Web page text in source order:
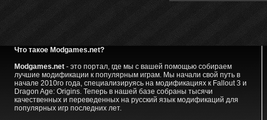
Что такое Modgames.net?
Modgames.net- это портал, где мы с вашей помощью собираем
лучшие модификации к популярным играм. Мы начали свой путь в
начале 2010го года, специализируясь на модификациях к Fallout 3 и
Dragon Age: Origins. Теперь в нашей базе собраны тысячи
качественных и переведенных на русский язык модификаций для
популярных игр последних лет.